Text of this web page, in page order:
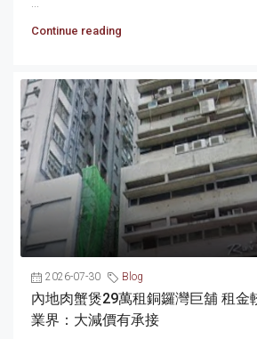
...
Continue reading
2026-07-30 Blog
內地肉蟹煲29萬租銅鑼灣巨舖 租金
業界：大減價有承接